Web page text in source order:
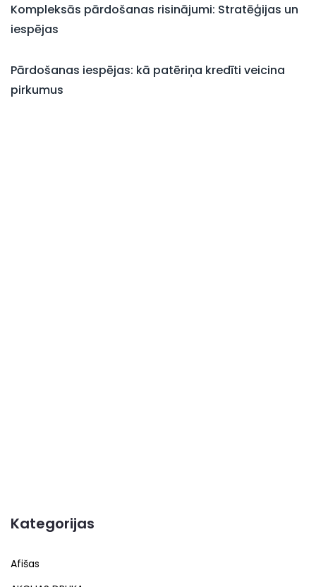
Kompleksās pārdošanas risinājumi: Stratēģijas un
iespējas
Pārdošanas iespējas: kā patēriņa kredīti veicina
pirkumus
Kategorijas
Afišas